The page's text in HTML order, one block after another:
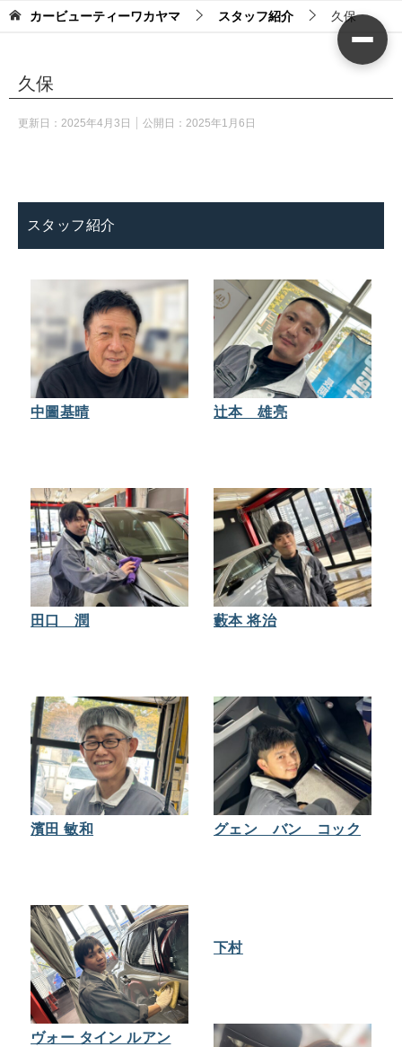
カービューティーワカヤマ スタッフ紹介 久保
久保
更新日： 2025年4月3日 公開日： 2025年1月6日
スタッフ紹介
中圖基晴 辻本 雄亮
田口 潤 藪本 将治
濱田 敏和 グェン バン コック
ヴォー タイン ルアン
下村